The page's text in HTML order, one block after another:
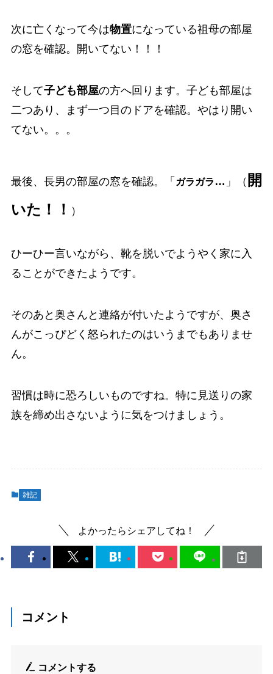
次に亡くなって今は物置になっている祖母の部屋
の窓を確認。開いてない！！！
そして子ども部屋の方へ回ります。子ども部屋は
二つあり、まず一つ目のドアを確認。やはり開い
てない。。。
最後、長男の部屋の窓を確認。「 ガラ ガラ … 」（ 開
いた！！ ）
ひーひー言いながら、靴を脱いでようやく家に入
ることができたようです。
そのあと奥さんと連絡が付いたようですが、奥さ
んがこっぴどく怒られたのはいうまでもありませ
ん。
習慣は時に恐ろしいものですね。特に見送りの家
族を締め出さないように気をつけましょう。
雑記
よかったらシェアしてね！
コメント
コメントする